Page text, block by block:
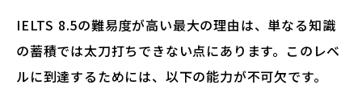
IELTS 8.5の難易度が高い最大の理由は、単なる知識
の蓄積では太刀打ちできない点にあります。このレベ
ルに到達するためには、以下の能力が不可欠です。